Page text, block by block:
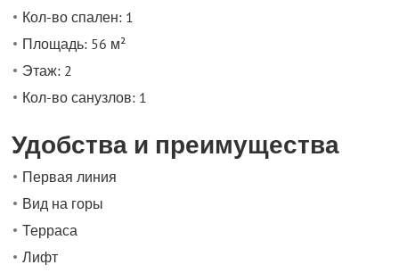
Кол-во спален: 1
Площадь: 56 м²
Этаж: 2
Кол-во санузлов: 1
Удобства и преимущества
Первая линия
Вид на горы
Терраса
Лифт